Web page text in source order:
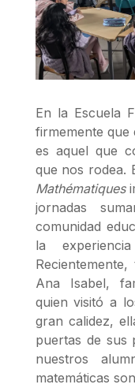
En la Escuela
firmemente que
es aquel que
que nos rodea.
Mathématiques
jornadas
comunidad
la
Ana Isabel,
quien visitó a
gran calidez,
puertas de sus
nuestros
matemáticas